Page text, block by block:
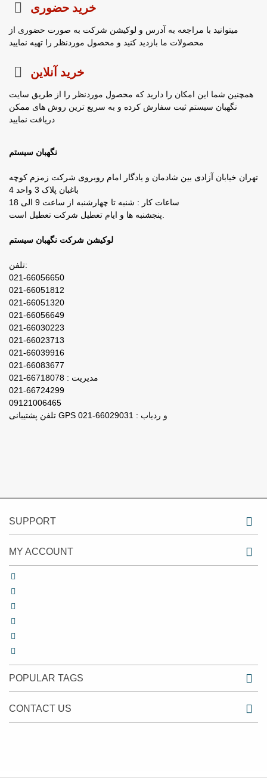
خرید حضوری
میتوانید با مراجعه به آدرس و لوکیشن شرکت به صورت حضوری از
محصولات ما بازدید کنید و محصول موردنظر را تهیه نمایید
خرید آنلاین
همچنین شما این امکان را دارید که محصول موردنظر را از طریق سایت
نگهبان سیستم ثبت سفارش کرده و به سریع ترین روش های ممکن
دریافت نمایید
نگهبان سیستم
تهران خیابان آزادی بین شادمان و یادگار امام روبروی شرکت زمزم کوچه
باغبان پلاک 3 واحد 4
پنجشنبه ها و ایام تعطیل شرکت تعطیل است.
لوکیشن شرکت نگهبان سیستم
تلفن:
021-66056650
021-66051812
021-66051320
021-66056649
021-66030223
021-66023713
021-66039916
021-66083677
مدیریت : 66718078-021
021-66724299
09121006465
تلفن پشتیبانی GPS و ردیاب : 66029031-021
SUPPORT
MY ACCOUNT
POPULAR TAGS
CONTACT US